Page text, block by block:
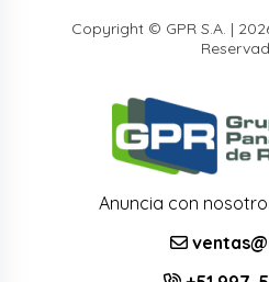
Copyright © GPR S.A. |
Anuncia con